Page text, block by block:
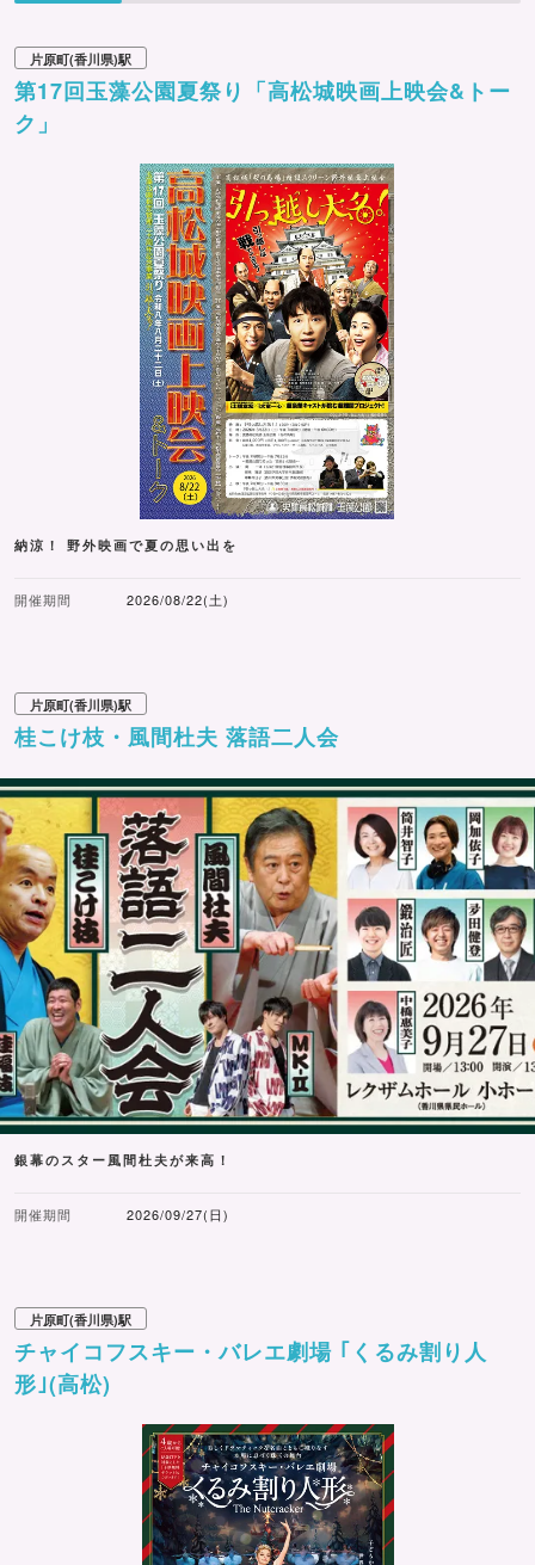
片原町(香川県)駅
第17回玉藻公園夏祭り「高松城映画上映会&トー
ク」
納涼！ 野外映画で夏の思い出を
開催期間 2026/08/22(土)
片原町(香川県)駅
桂こけ枝・風間杜夫 落語二人会
銀幕のスター風間杜夫が来高！
開催期間 2026/09/27(日)
片原町(香川県)駅
チャイコフスキー・バレエ劇場 ｢くるみ割り人
形｣(高松)